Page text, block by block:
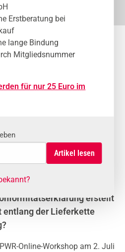
für Verpackungen
der neuen EU-
(PPWR) stehen kurz
und Hersteller sind
Unterlagen sind
technische
erstellt
entlang der Lieferkette
Online-Workshop am 2. Juli
Erstberatung bei
lange Bindung
Mitgliedsnummer
für nur 25 Euro im